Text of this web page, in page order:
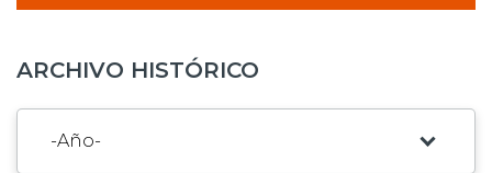
ARCHIVO HISTÓRICO